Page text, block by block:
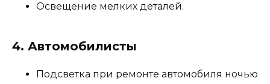
Освещение мелких деталей.
4. Автомобилисты
Подсветка при ремонте автомобиля ночью